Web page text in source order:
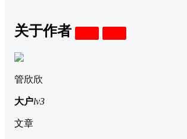
关于作者
管欣欣
大户lv3
文章